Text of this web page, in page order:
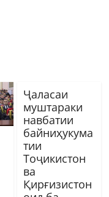
Ҷаласаи
муштараки
навбатии
байниҳукума
тии
Тоҷикистон
ва
Қирғизистон